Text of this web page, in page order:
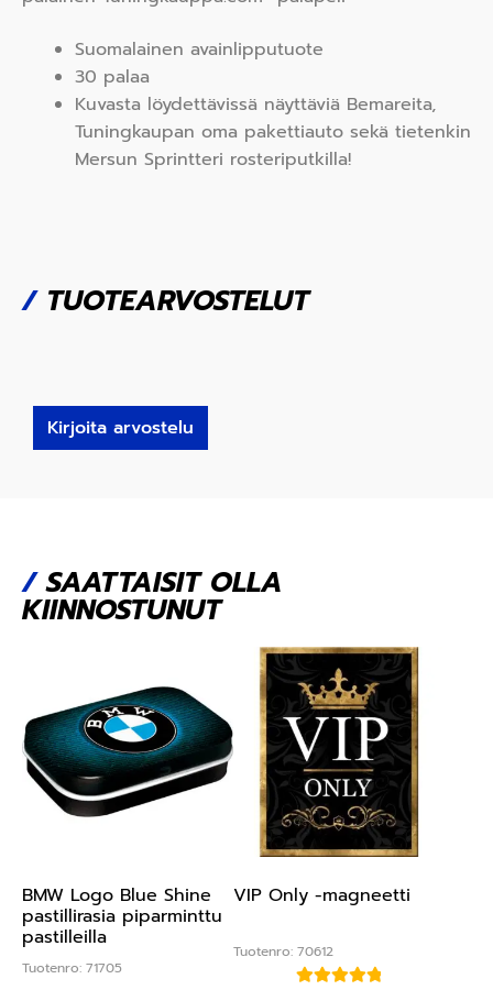
Suomalainen avainlipputuote
30 palaa
Kuvasta löydettävissä näyttäviä Bemareita,
Tuningkaupan oma pakettiauto sekä tietenkin
Mersun Sprintteri rosteriputkilla!
/TUOTEARVOSTELUT
Kirjoita arvostelu
/SAATTAISIT OLLA
KIINNOSTUNUT
BMW Logo Blue Shine
pastillirasia piparminttu
pastilleilla
Tuotenro: 71705
VIP Only -magneetti
Tuotenro: 70612